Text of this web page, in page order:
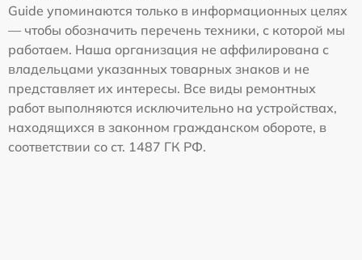
Guide упоминаются только в информационных целях
— чтобы обозначить перечень техники, с которой мы
работаем. Наша организация не аффилирована с
владельцами указанных товарных знаков и не
представляет их интересы. Все виды ремонтных
работ выполняются исключительно на устройствах,
находящихся в законном гражданском обороте, в
соответствии со ст. 1487 ГК РФ.